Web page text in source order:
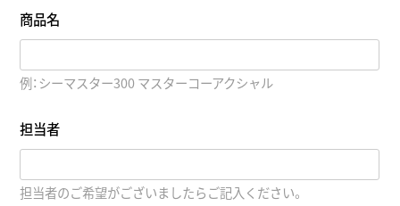
商品名
例：シーマスター300 マスターコーアクシャル
担当者
担当者のご希望がございましたらご記入ください。